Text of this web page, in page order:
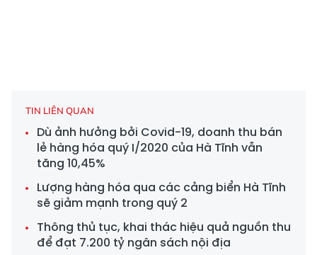
TIN LIÊN QUAN
Dù ảnh hưởng bởi Covid-19, doanh thu bán
lẻ hàng hóa quý I/2020 của Hà Tĩnh vẫn
tăng 10,45%
Lượng hàng hóa qua các cảng biển Hà Tĩnh
sẽ giảm mạnh trong quý 2
Thông thủ tục, khai thác hiệu quả nguồn thu
để đạt 7.200 tỷ ngân sách nội địa